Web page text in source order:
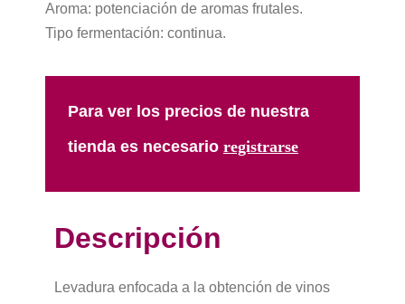
Aroma: potenciación de aromas frutales.
Tipo fermentación: continua.
Para ver los precios de nuestra
tienda es necesario registrarse​
Descripción
Levadura enfocada a la obtención de vinos